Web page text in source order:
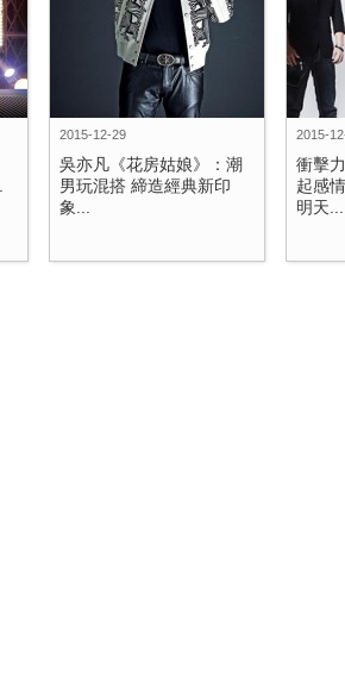
2015-12-29
吳亦凡《花房姑娘》：潮
男玩混搭 締造經典新印
象...
2015-
衝擊
起感
明天...